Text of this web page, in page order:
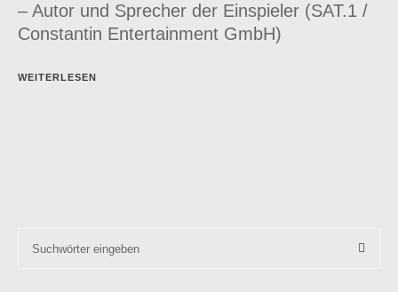
– Autor und Sprecher der Einspieler (SAT.1 /
Constantin Entertainment GmbH)
WEITERLESEN